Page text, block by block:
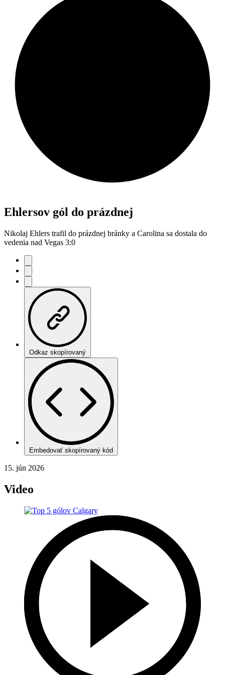
Ehlersov gól do prázdnej
Nikolaj Ehlers trafil do prázdnej bránky a Carolina sa dostala do
vedenia nad Vegas 3:0
Odkaz skopírovaný
Embedovať skopírovaný kód
15. jún 2026
Video